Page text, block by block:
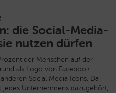
die Social-Media-
nutzen dürfen
der Menschen auf der
als Logo von Facebook
Social Media Icons. Da
Unternehmens dazugehört,